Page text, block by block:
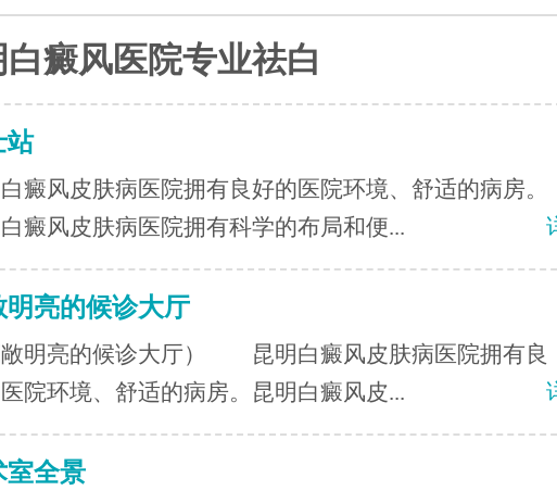
白癜风医院专业祛白
站
癜风皮肤病医院拥有良好的医院环境、舒适的病房。
癜风皮肤病医院拥有科学的布局和便...
明亮的候诊大厅
敞明亮的候诊大厅） 昆明白癜风皮肤病医院拥有良
院环境、舒适的病房。昆明白癜风皮...
室全景